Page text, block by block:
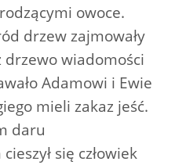
owoce.
drzew zajmowały
drzewo wiadomości
Adamowi i Ewie
mieli zakaz jeść.
daru
się człowiek